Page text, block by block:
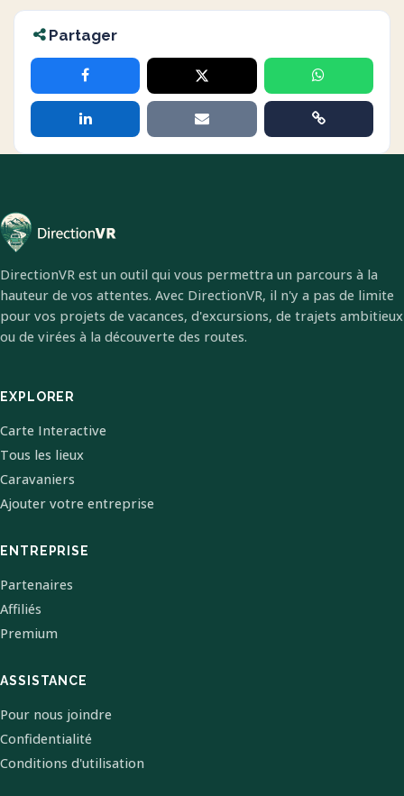
Partager
DirectionVR est un outil qui vous permettra un parcours à la
hauteur de vos attentes. Avec DirectionVR, il n'y a pas de limite
pour vos projets de vacances, d'excursions, de trajets ambitieux
ou de virées à la découverte des routes.
EXPLORER
Carte Interactive
Tous les lieux
Caravaniers
Ajouter votre entreprise
ENTREPRISE
Partenaires
Affiliés
Premium
ASSISTANCE
Pour nous joindre
Confidentialité
Conditions d'utilisation